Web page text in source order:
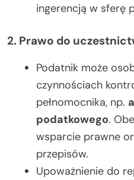
ingerencją w sferę
2. Prawo do
Podatnik może
czynnościach
pełnomocnika, np.
podatkowego.
wsparcie prawne
przepisów.
Upoważnienie do